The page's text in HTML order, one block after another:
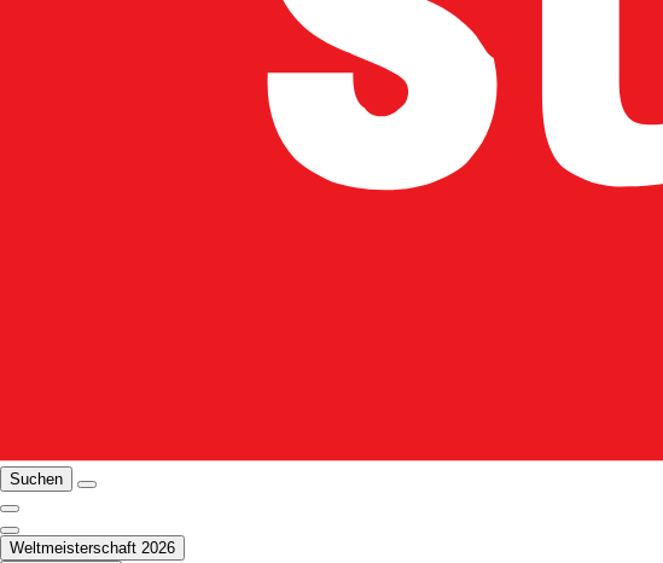
Suchen
Weltmeisterschaft 2026